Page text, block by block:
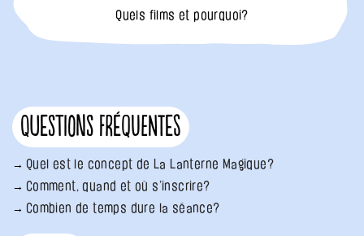
Quels films et pourquoi?
Questions fréquentes
Quel est le concept de La Lanterne Magique?
Comment, quand et où s’inscrire?
Combien de temps dure la séance?